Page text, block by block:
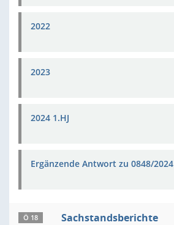
2022
2023
2024 1.HJ
Ergänzende Antwort zu 0848/2024
Ö 18 Sachstandsberichte